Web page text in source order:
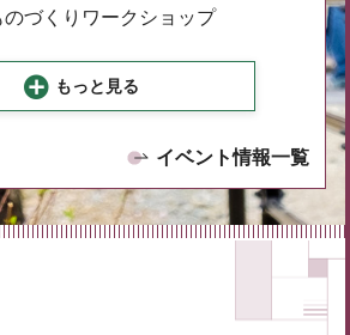
づくりワークショップ
もっと見る
イベント情報一覧